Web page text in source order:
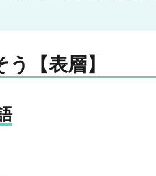
【表層】